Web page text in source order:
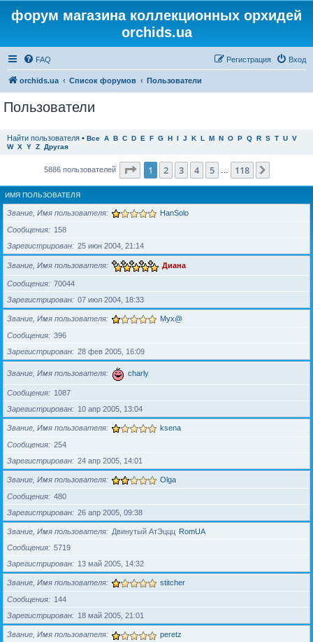
форум магазина коллекционных орхидей
orchids.ua
FAQ Вход
Регистрация
orchids.ua Список форумов Пользователи
Пользователи
Найти пользователя • Все A B C D E F G H I J K L M N O P Q R S T U V
W X Y Z Другая
5886 пользователей Страница из 118
1 2 3 4 5 118
ИМЯ ПОЛЬЗОВАТЕЛЯ
Звание, Имя пользователя HanSolo
Сообщения
158
Зарегистрирован
25 июн 2004, 21:14
Звание, Имя пользователя Диана
Сообщения
70044
Зарегистрирован
07 июл 2004, 18:33
Звание, Имя пользователя Myx@
Сообщения
396
Зарегистрирован
28 фев 2005, 16:09
Звание, Имя пользователя charly
Сообщения
1087
Зарегистрирован
10 апр 2005, 13:04
Звание, Имя пользователя ksena
Сообщения
254
Зарегистрирован
24 апр 2005, 14:01
Звание, Имя пользователя Olga
Сообщения
480
Зарегистрирован
26 апр 2005, 09:38
Звание, Имя пользователя Двинутый АтЭццц RomUA
Сообщения
5719
Зарегистрирован
13 май 2005, 14:32
Звание, Имя пользователя stitcher
Сообщения
144
Зарегистрирован
18 май 2005, 21:01
Звание, Имя пользователя peretz